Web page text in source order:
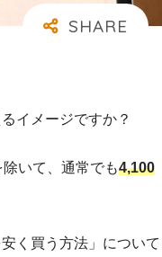
イメージですか？
いて、通常でも4,100
く買う方法」について